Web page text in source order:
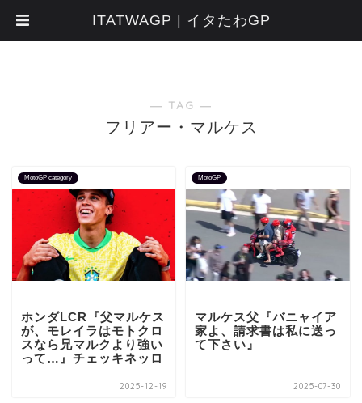
― TAG ―
フリアー・マルケス
MotoGP category
ホンダLCR『父マルケス
が、モレイラはモトクロ
スなら兄マルクより強い
って…』チェッキネッロ
2025-12-19
MotoGP
マルケス父『バニャイア
家よ、請求書は私に送っ
て下さい』
2025-07-30
ITATWAGP | イタたわGP